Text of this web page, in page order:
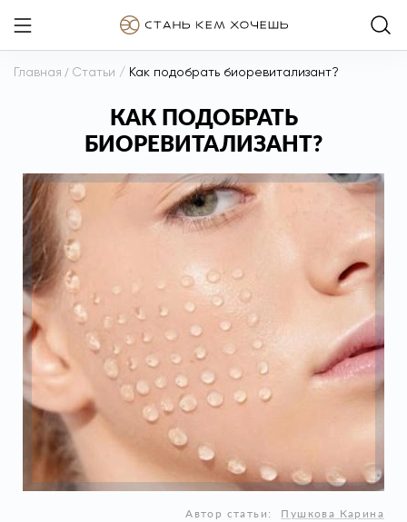
Главная / Статьи / Как подобрать биоревитализант?
КАК ПОДОБРАТЬ
БИОРЕВИТАЛИЗАНТ?
Автор статьи: Пушкова Карина